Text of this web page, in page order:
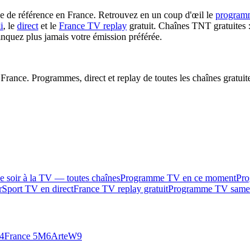
de référence en France. Retrouvez en un coup d'œil le
, le direct et le France TV replay gratuit. Chaînes TNT
plus jamais votre émission préférée.
Programmes, direct et replay de toutes les chaînes
soir à la TV — toutes chaînesProgramme TV en ce moment
Sport TV en directFrance TV replay gratuitProgramme TV
France 5M6ArteW9